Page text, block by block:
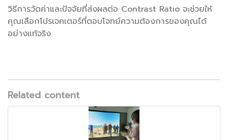
วิธีการวัดค่าและปัจจัยที่ส่งผลต่อ Contrast Ratio จะช่วยให้
คุณเลือกโปรเจคเตอร์ที่ตอบโจทย์ความต้องการของคุณได้
อย่างแท้จริง
Related content